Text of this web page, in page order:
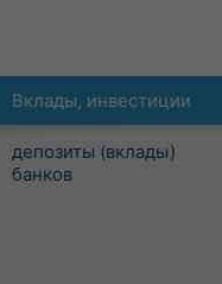
Вклады, инвестиции
депозиты (вклады)
банков